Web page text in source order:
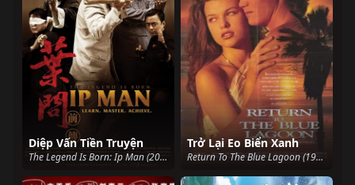
Diệp Vấn Tiền Truyện
The Legend Is Born: Ip Man (2010)
Trở Lại Eo Biển Xanh
Return To The Blue Lagoon (1991)